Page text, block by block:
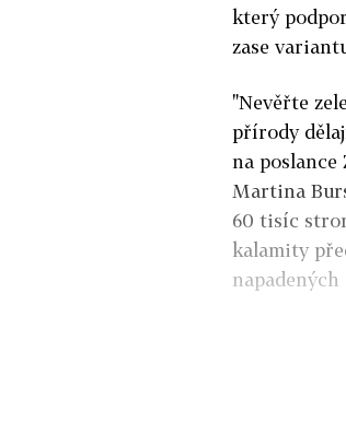
který
zase
"Nevěřte
přírody
na
Martina
60 tisíc
kalamity
napadených